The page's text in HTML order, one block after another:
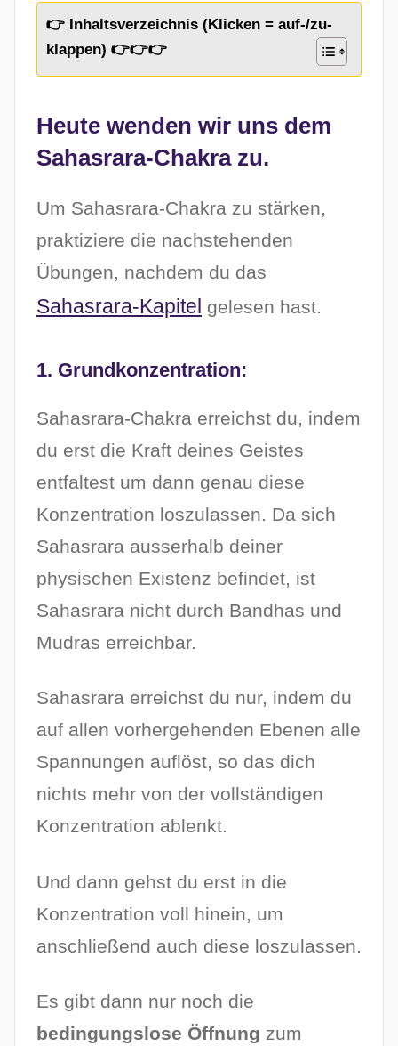
👉 Inhaltsverzeichnis (Klicken = auf-/zu-
klappen) 👉👉👉
Heute wenden wir uns dem
Sahasrara-Chakra zu.
Um Sahasrara-Chakra zu stärken,
praktiziere die nachstehenden
Übungen, nachdem du das
Sahasrara-Kapitel gelesen hast.
1. Grundkonzentration:
Sahasrara-Chakra erreichst du, indem
du erst die Kraft deines Geistes
entfaltest um dann genau diese
Konzentration loszulassen. Da sich
Sahasrara ausserhalb deiner
physischen Existenz befindet, ist
Sahasrara nicht durch Bandhas und
Mudras erreichbar.
Sahasrara erreichst du nur, indem du
auf allen vorhergehenden Ebenen alle
Spannungen auflöst, so das dich
nichts mehr von der vollständigen
Konzentration ablenkt.
Und dann gehst du erst in die
Konzentration voll hinein, um
anschließend auch diese loszulassen.
Es gibt dann nur noch die
bedingungslose Öffnung zum